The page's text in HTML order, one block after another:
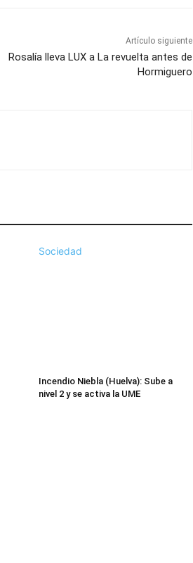
Artículo siguiente
Rosalía lleva LUX a La revuelta antes de
Hormiguero
Sociedad
Incendio Niebla (Huelva): Sube a
nivel 2 y se activa la UME